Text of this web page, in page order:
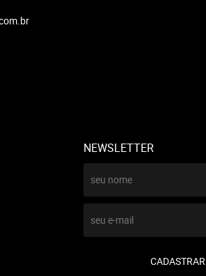
NEWSLETTER
CADASTRAR